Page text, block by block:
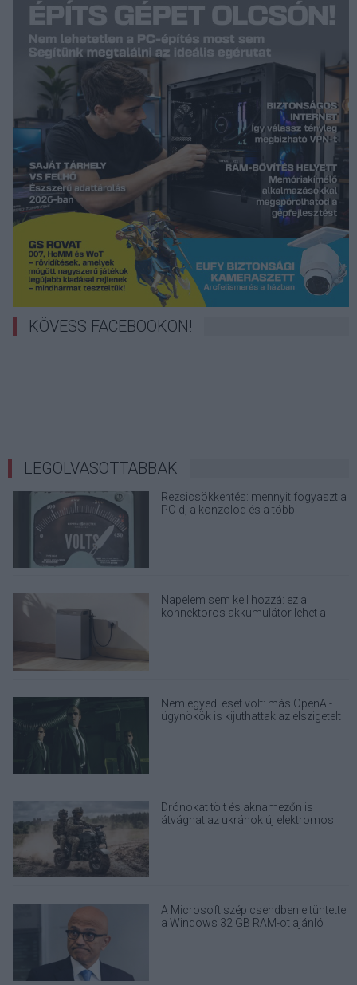
KÖVESS FACEBOOKON!
LEGOLVASOTTABBAK
Rezsicsökkentés: mennyit fogyaszt a
PC-d, a konzolod és a többi
Napelem sem kell hozzá: ez a
konnektoros akkumulátor lehet a
Nem egyedi eset volt: más OpenAI-
ügynökök is kijuthattak az elszigetelt
Drónokat tölt és aknamezőn is
átvághat az ukránok új elektromos
A Microsoft szép csendben eltüntette
a Windows 32 GB RAM-ot ajánló